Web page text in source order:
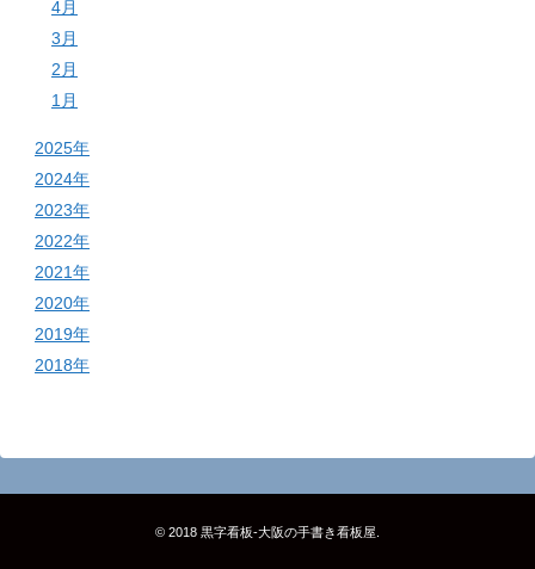
4月
3月
2月
1月
2025年
2024年
2023年
2022年
2021年
2020年
2019年
2018年
© 2018 黒字看板‐大阪の手書き看板屋